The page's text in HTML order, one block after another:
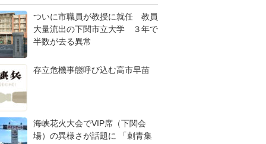
ついに市職員が教授に就任 教員
大量流出の下関市立大学 ３年で
半数が去る異常
存立危機事態呼び込む高市早苗
海峡花火大会でVIP席（下関会
場）の異様さが話題に 「刺青集